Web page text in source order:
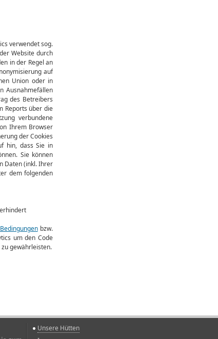
verwendet sog.
Website durch
in der Regel an
auf
Union oder in
Ausnahmefällen
des Betreibers
Reports über die
verbundene
Ihrem Browser
der Cookies
hin, dass Sie in
Sie können
Daten (inkl. Ihrer
dem folgenden
bzw.
um den Code
gewährleisten.
Unsere Hütten